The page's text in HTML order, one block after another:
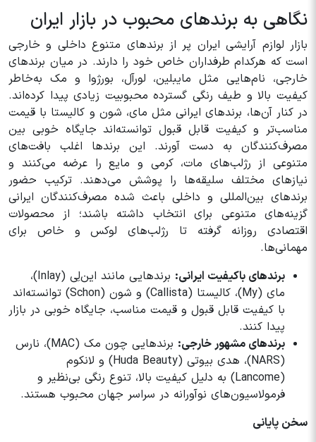
نگاهی به برندهای محبوب در بازار ایران
بازار لوازم آرایشی ایران پر از برندهای متنوع داخلی و خارجی
است که هرکدام طرفداران خاص خود را دارند. در میان برندهای
خارجی، نام‌هایی مثل مایبلین، لورآل، بورژوا و مک به‌خاطر
کیفیت بالا و طیف رنگی گسترده محبوبیت زیادی پیدا کرده‌اند.
در کنار آن‌ها، برندهای ایرانی مثل مای، شون و کالیستا با قیمت
مناسب‌تر و کیفیت قابل قبول توانسته‌اند جایگاه خوبی بین
مصرف‌کنندگان به دست آورند. این برندها اغلب بافت‌های
متنوعی از رژلب‌های مات، کرمی و مایع را عرضه می‌کنند و
نیازهای مختلف سلیقه‌ها را پوشش می‌دهند. ترکیب حضور
برندهای بین‌المللی و داخلی باعث شده مصرف‌کنندگان ایرانی
گزینه‌های متنوعی برای انتخاب داشته باشند؛ از محصولات
اقتصادی روزانه گرفته تا رژلب‌های لوکس و خاص برای
مهمانی‌ها.
برندهای باکیفیت ایرانی:
برندهایی مانند این‌لِی (Inlay)،
مای (My)، کالیستا (Callista) و شون (Schon) توانسته‌اند
با کیفیت قابل قبول و قیمت مناسب، جایگاه خوبی در بازار
پیدا کنند.
برندهای مشهور خارجی:
برندهایی چون مک (MAC)، نارس
(NARS)، هدی بیوتی (Huda Beauty) و لانکوم
(Lancome) به دلیل کیفیت بالا، تنوع رنگی بی‌نظیر و
فرمولاسیون‌های نوآورانه در سراسر جهان محبوب هستند.
سخن پایانی